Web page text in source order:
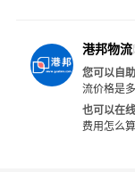
港邦物流
您可以自
流价格是多
也可以在
费用怎么算